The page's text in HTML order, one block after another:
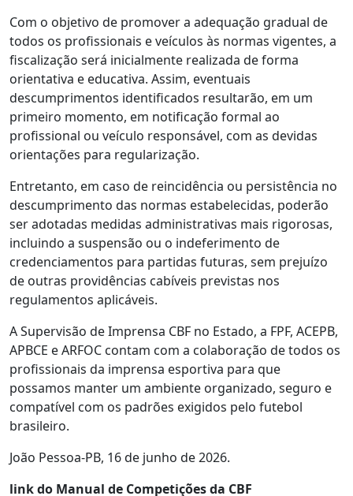
Com o objetivo de promover a adequação gradual de
todos os profissionais e veículos às normas vigentes, a
fiscalização será inicialmente realizada de forma
orientativa e educativa. Assim, eventuais
descumprimentos identificados resultarão, em um
primeiro momento, em notificação formal ao
profissional ou veículo responsável, com as devidas
orientações para regularização.
Entretanto, em caso de reincidência ou persistência no
descumprimento das normas estabelecidas, poderão
ser adotadas medidas administrativas mais rigorosas,
incluindo a suspensão ou o indeferimento de
credenciamentos para partidas futuras, sem prejuízo
de outras providências cabíveis previstas nos
regulamentos aplicáveis.
A Supervisão de Imprensa CBF no Estado, a FPF, ACEPB,
APBCE e ARFOC contam com a colaboração de todos os
profissionais da imprensa esportiva para que
possamos manter um ambiente organizado, seguro e
compatível com os padrões exigidos pelo futebol
brasileiro.
João Pessoa-PB, 16 de junho de 2026.
link do Manual de Competições da CBF